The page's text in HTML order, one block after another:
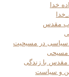
خدا
مقدس
سیاسی در مسیحیت
مسیحی
مقدس با زندگی
و سیاست